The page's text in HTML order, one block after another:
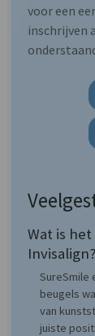
voor een
inschrijven
Wat is
Invisalign?
SureSmile
beugels
van
juiste